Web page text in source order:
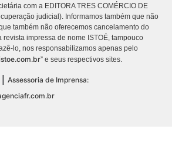
com a EDITORA TRES COMÉRCIO DE
judicial). Informamos também que não
também não oferecemos cancelamento do
impressa de nome ISTOÉ, tampouco
lo, nos responsabilizamos apenas pelo
” e seus respectivos sites.
Assessoria de Imprensa: